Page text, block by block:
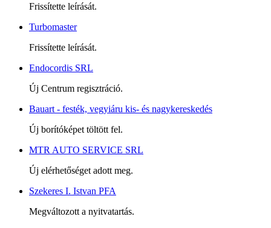
Frissítette leírását.
Turbomaster
Frissítette leírását.
Endocordis SRL
Új Centrum regisztráció.
Bauart - festék, vegyiáru kis- és nagykereskedés
Új borítóképet töltött fel.
MTR AUTO SERVICE SRL
Új elérhetőséget adott meg.
Szekeres I. Istvan PFA
Megváltozott a nyitvatartás.